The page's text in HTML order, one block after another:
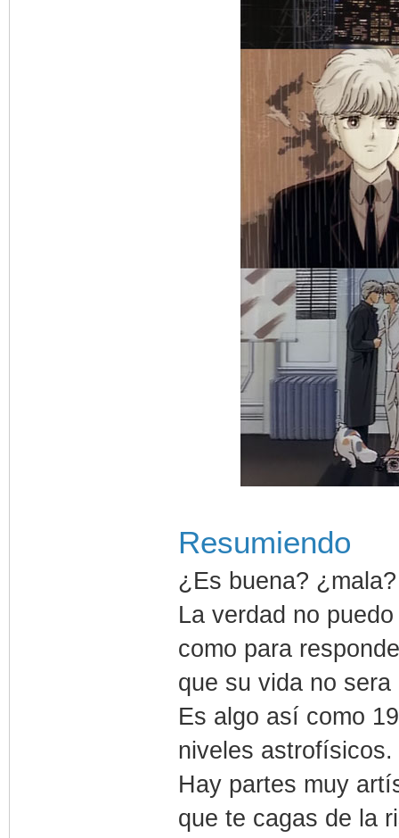
Resumiendo
¿Es buena?
La verdad no
como para
que su vida no
Es algo así como
niveles astrofísicos.
Hay partes muy
que te cagas de la